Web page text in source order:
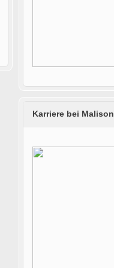
Karriere bei Malison